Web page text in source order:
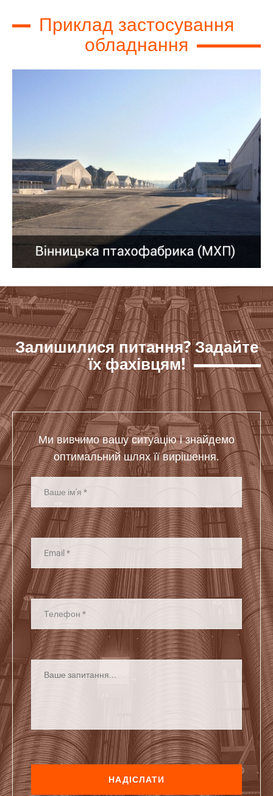
Приклад застосування
обладнання
Залишилися питання? Задайте
їх фахівцям!
Ми вивчимо вашу ситуацію і знайдемо
оптимальний шлях її вирішення.